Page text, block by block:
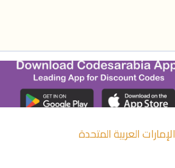
الإمارات العربية المتحدة